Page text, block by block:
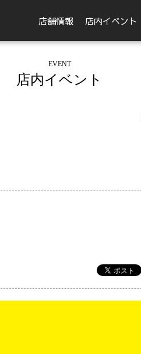
店舗情報 店内イベント
EVENT
店内イベント